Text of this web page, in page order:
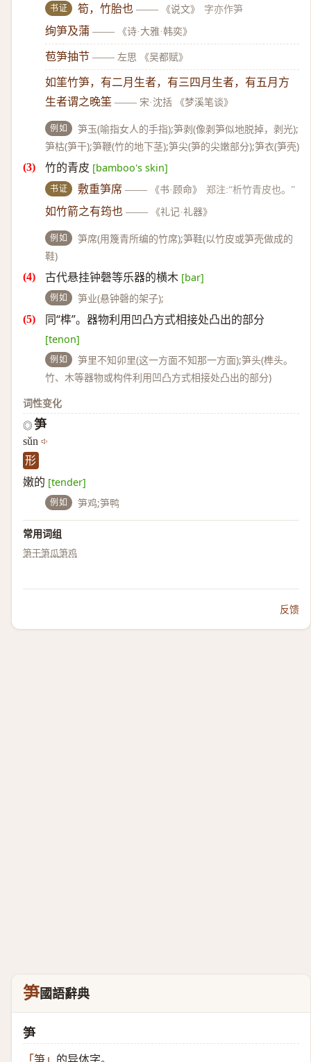
书证 筍，竹胎也 —— 《说文》 字亦作笋
绚笋及蒲 —— 《诗·大雅·韩奕》
苞笋抽节 —— 左思 《吴都赋》
如筀竹笋，有二月生者，有三四月生者，有五月方
生者谓之晚筀 —— 宋·沈括 《梦溪笔谈》
例如
笋玉(喻指女人的手指);笋剥(像剥笋似地脱掉，剥光);
笋枯(笋干);笋鞭(竹的地下茎);笋尖(笋的尖嫩部分);笋衣(笋壳)
竹的青皮 [bamboo's skin]
书证 敷重笋席 —— 《书·顾命》 郑注:“析竹青皮也。”
如竹箭之有筠也 —— 《礼记·礼器》
例如
笋席(用篾青所编的竹席);笋鞋(以竹皮或笋壳做成的
鞋)
古代悬挂钟磬等乐器的横木 [bar]
例如 笋业(悬钟磬的架子);
同“榫”。器物利用凹凸方式相接处凸出的部分
[tenon]
例如
笋里不知卯里(这一方面不知那一方面);笋头(榫头。
竹、木等器物或构件利用凹凸方式相接处凸出的部分)
词性变化
◎ 笋
sǔn
形
嫩的 [tender]
例如 笋鸡;笋鸭
常用词组
笋干笋瓜笋鸡
反馈
笋國語辭典
笋
「 笋 」